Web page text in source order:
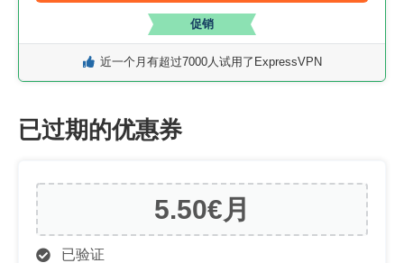
促销
近一个月有超过7000人试用了ExpressVPN
已过期的优惠券
5.50€ 月
已验证